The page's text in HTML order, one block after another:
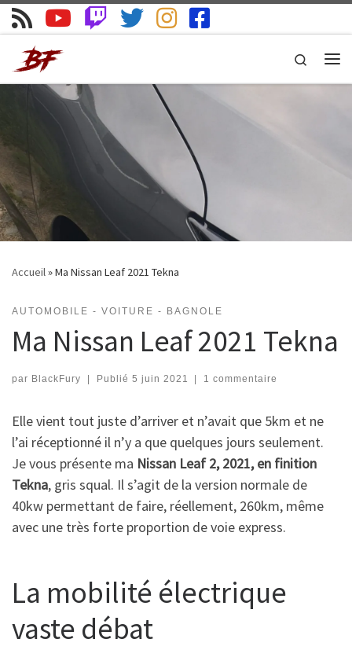
Skip to content
Search
Accueil»Ma Nissan Leaf 2021 Tekna
AUTOMOBILE - VOITURE - BAGNOLE
Ma Nissan Leaf 2021 Tekna
par BlackFury | Publié 5 juin 2021 | 1 commentaire
Elle vient tout juste d’arriver et n’avait que 5km et ne
l’ai réceptionné il n’y a que quelques jours seulement.
Je vous présente ma Nissan Leaf 2, 2021, en finition
Tekna, gris squal. Il s’agit de la version normale de
40kw permettant de faire, réellement, 260km, même
avec une très forte proportion de voie express.
La mobilité électrique
vaste débat